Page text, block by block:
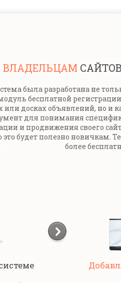
ВЛАДЕЛЬЦАМ
была разработана не
бесплатной
или досках объявлений, но и
для понимания
и продвижения своего
это будет полезно новичкам.
более